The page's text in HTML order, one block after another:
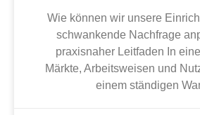
Wie können wir unsere
schwankende Nachfrage
praxisnaher Leitfaden In
Märkte, Arbeitsweisen und
einem ständigen